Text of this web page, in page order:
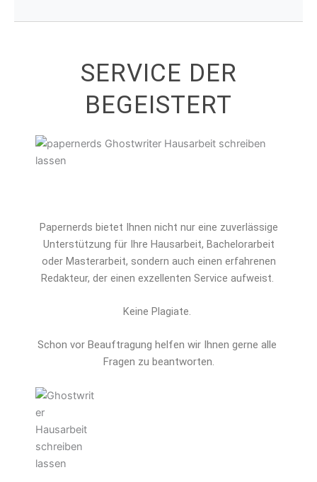
SERVICE DER
BEGEISTERT
Papernerds bietet Ihnen nicht nur eine zuverlässige
Unterstützung für Ihre Hausarbeit, Bachelorarbeit
oder Masterarbeit, sondern auch einen erfahrenen
Redakteur, der einen exzellenten Service aufweist.
Keine Plagiate.
Schon vor Beauftragung helfen wir Ihnen gerne alle
Fragen zu beantworten.